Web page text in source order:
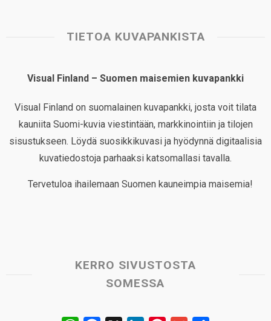
TIETOA KUVAPANKISTA
Visual Finland – Suomen maisemien kuvapankki
Visual Finland on suomalainen kuvapankki, josta voit tilata
kauniita Suomi-kuvia viestintään, markkinointiin ja tilojen
sisustukseen. Löydä suosikkikuvasi ja hyödynnä digitaalisia
kuvatiedostoja parhaaksi katsomallasi tavalla.
Tervetuloa ihailemaan Suomen kauneimpia maisemia!
KERRO SIVUSTOSTA
SOMESSA